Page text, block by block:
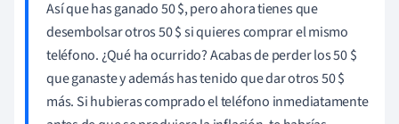
Así que has ganado 50 $, pero ahora tienes que
desembolsar otros 50 $ si quieres comprar el mismo
teléfono. ¿Qué ha ocurrido? Acabas de perder los 50 $
que ganaste y además has tenido que dar otros 50 $
más. Si hubieras comprado el teléfono inmediatamente